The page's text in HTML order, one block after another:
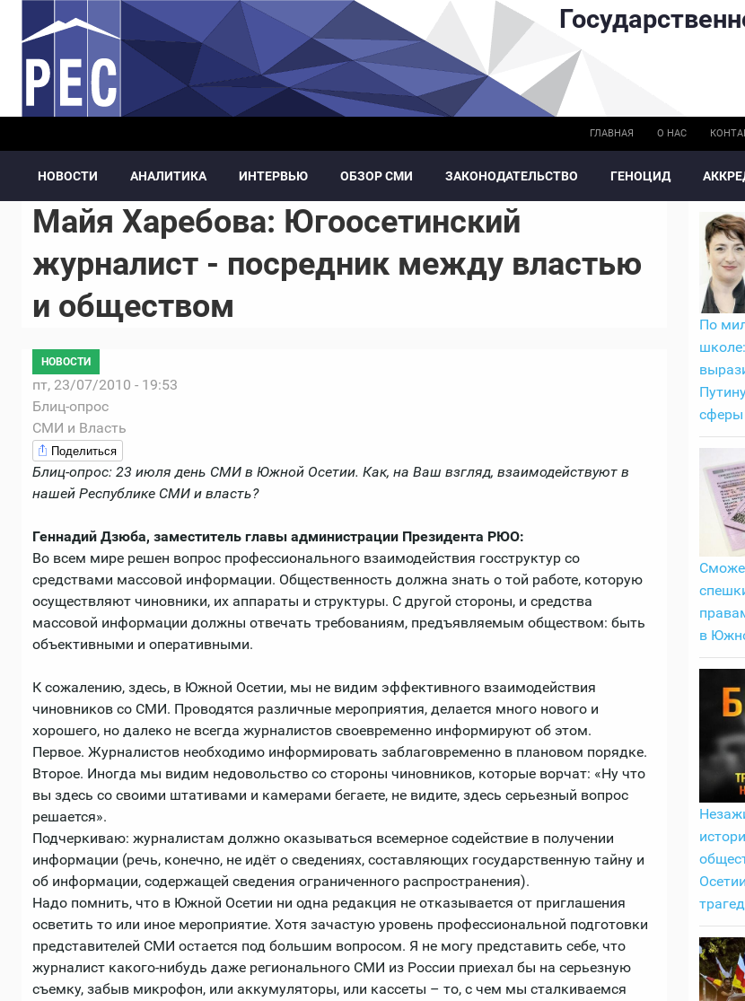
Перейти к основному содержанию
ГЛАВНАЯ О НАС
НОВОСТИ АНАЛИТИКА ИНТЕРВЬЮ ОБЗОР СМИ ЗАКОНОДАТЕЛЬСТВО ГЕНОЦИД
Майя Харебова: Югоосетинский
журналист - посредник между властью
и обществом
НОВОСТИ
пт, 23/07/2010 - 19:53
Блиц-опрос
СМИ и Власть
Поделиться
Блиц-опрос: 23 июля день СМИ в Южной Осетии. Как, на Ваш взгляд, взаимодействуют в
нашей Республике СМИ и власть?
Геннадий Дзюба, заместитель главы администрации Президента РЮО:
Во всем мире решен вопрос профессионального взаимодействия госструктур со
средствами массовой информации. Общественность должна знать о той работе, которую
осуществляют чиновники, их аппараты и структуры. С другой стороны, и средства
массовой информации должны отвечать требованиям, предъявляемым обществом: быть
объективными и оперативными.
К сожалению, здесь, в Южной Осетии, мы не видим эффективного взаимодействия
чиновников со СМИ. Проводятся различные мероприятия, делается много нового и
хорошего, но далеко не всегда журналистов своевременно информируют об этом.
Первое. Журналистов необходимо информировать заблаговременно в плановом порядке.
Второе. Иногда мы видим недовольство со стороны чиновников, которые ворчат: «Ну что
вы здесь со своими штативами и камерами бегаете, не видите, здесь серьезный вопрос
решается».
Подчеркиваю: журналистам должно оказываться всемерное содействие в получении
информации (речь, конечно, не идёт о сведениях, составляющих государственную тайну и
об информации, содержащей сведения ограниченного распространения).
Надо помнить, что в Южной Осетии ни одна редакция не отказывается от приглашения
осветить то или иное мероприятие. Хотя зачастую уровень профессиональной подготовки
представителей СМИ остается под большим вопросом. Я не могу представить себе, что
журналист какого-нибудь даже регионального СМИ из России приехал бы на серьезную
съемку, забыв микрофон, или аккумуляторы, или кассеты – то, с чем мы сталкиваемся
По
сферы
в